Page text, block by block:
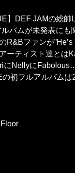
】DEF JAMの総帥
バムが未発表にも
R&Bファンが”He’s
ーティスト達とは
にNellyに
初フルアルバムは